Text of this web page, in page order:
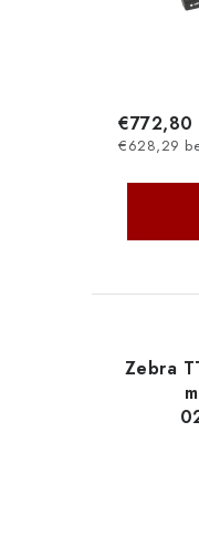
€628,29
€772,80
Zebra